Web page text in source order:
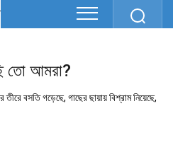
তো আমরা?
বসতি গড়েছে, গাছের ছায়ায় বিশ্রাম নিয়েছে,